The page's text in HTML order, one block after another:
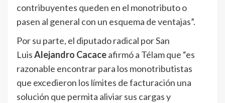
contribuyentes queden en el monotributo o
pasen al general con un esquema de ventajas”.
Por su parte, el diputado radical por San
LuisAlejandro Cacaceafirmó a Télam que “es
razonable encontrar para los monotributistas
que excedieron los límites de facturación una
solución que permita aliviar sus cargas y